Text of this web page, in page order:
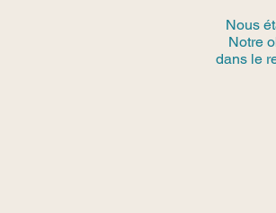
Nous
Notre
dans le